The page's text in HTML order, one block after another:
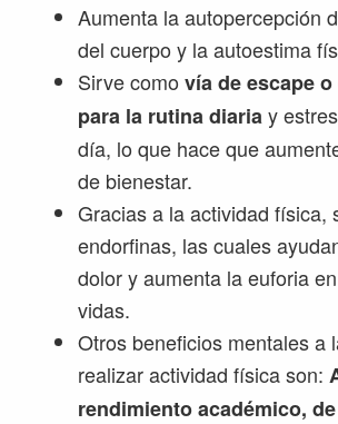
Aumenta la autopercepción
del cuerpo y la autoestima
Sirve como vía de escape
para la rutina diariay
día, lo que hace que
de bienestar.
Gracias a la actividad física,
endorfinas, las cuales
dolor y aumenta la euforia
vidas.
Otros beneficios mentales a
realizar actividad física son:
rendimiento académico,